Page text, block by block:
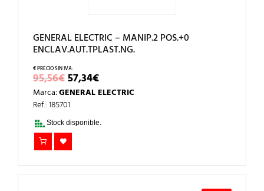
GENERAL ELECTRIC – MANIP.2 POS.+0
ENCLAV.AUT.TPLAST.NG.
95,56€EL
PRECIO
ORIGINAL
ERA:
95,56€.
57,34€EL
PRECIO
ACTUAL
Marca:GENERAL ELECTRIC
Ref.: 185701
Stock disponible.